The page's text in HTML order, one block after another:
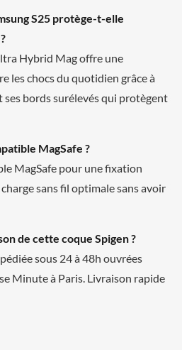
S25 protège-t-elle
Hybrid Mag offre une
les chocs du quotidien grâce à
ses bords surélevés qui protègent
MagSafe ?
MagSafe pour une fixation
sans fil optimale sans avoir
de cette coque Spigen ?
sous 24 à 48h ouvrées
Minute à Paris. Livraison rapide